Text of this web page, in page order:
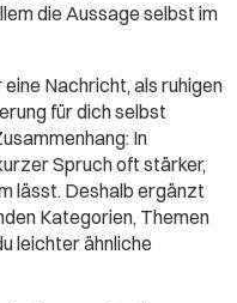
die Aussage selbst im
Nachricht, als ruhigen
für dich selbst
In
Spruch oft stärker,
lässt. Deshalb ergänzt
Kategorien, Themen
leichter ähnliche